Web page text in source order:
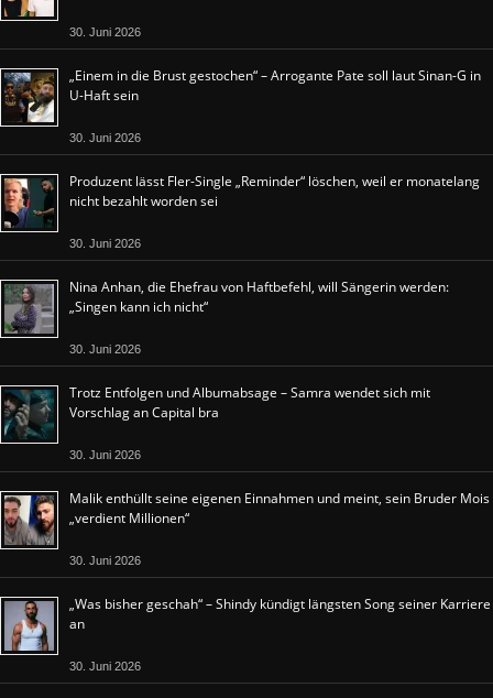
30. Juni 2026
„Einem in die Brust gestochen“ – Arrogante Pate soll laut Sinan-G in
U-Haft sein
30. Juni 2026
Produzent lässt Fler-Single „Reminder“ löschen, weil er monatelang
nicht bezahlt worden sei
30. Juni 2026
Nina Anhan, die Ehefrau von Haftbefehl, will Sängerin werden:
„Singen kann ich nicht“
30. Juni 2026
Trotz Entfolgen und Albumabsage – Samra wendet sich mit
Vorschlag an Capital bra
30. Juni 2026
Malik enthüllt seine eigenen Einnahmen und meint, sein Bruder Mois
„verdient Millionen“
30. Juni 2026
„Was bisher geschah“ – Shindy kündigt längsten Song seiner Karriere
an
30. Juni 2026